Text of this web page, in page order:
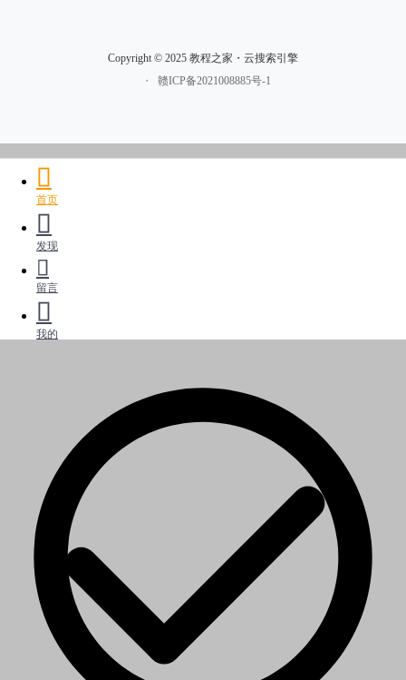
Copyright © 2025 教程之家・云搜索引擎
・
赣ICP备2021008885号-1
首页
发现
留言
我的